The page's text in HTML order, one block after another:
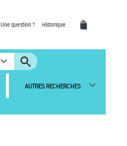
Une question ? Historique
AUTRES RECHERCHES